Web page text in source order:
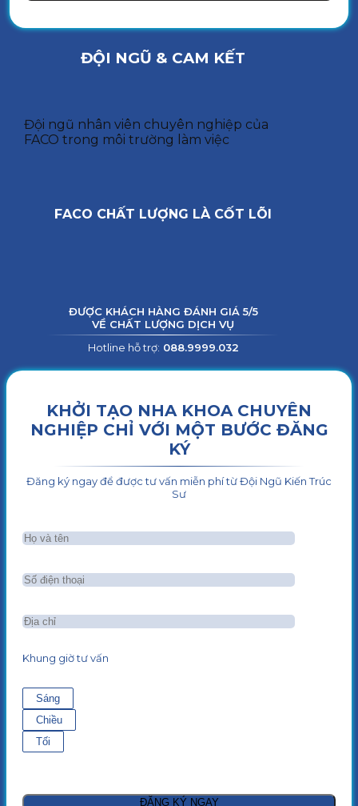
ĐỘI NGŨ & CAM KẾT
Đội ngũ nhân viên chuyên nghiệp của
FACO trong môi trường làm việc
FACO CHẤT LƯỢNG LÀ CỐT LÕI
ĐƯỢC KHÁCH HÀNG ĐÁNH GIÁ 5/5
VỀ CHẤT LƯỢNG DỊCH VỤ
Hotline hỗ trợ: 088.9999.032
KHỞI TẠO NHA KHOA CHUYÊN
NGHIỆP CHỈ VỚI MỘT BƯỚC ĐĂNG
KÝ
Đăng ký ngay để được tư vấn miễn phí từ Đội Ngũ Kiến Trúc
Sư
Khung giờ tư vấn
Sáng
Chiều
Tối